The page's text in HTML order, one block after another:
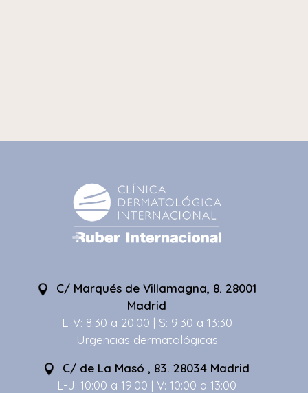
C/ Marqués de Villamagna, 8. 28001
Madrid
L-V: 8:30 a 20:00 | S: 9:30 a 13:30
Urgencias dermatológicas
C/ de La Masó , 83. 28034 Madrid
L-J: 10:00 a 19:00 | V: 10:00 a 13:00